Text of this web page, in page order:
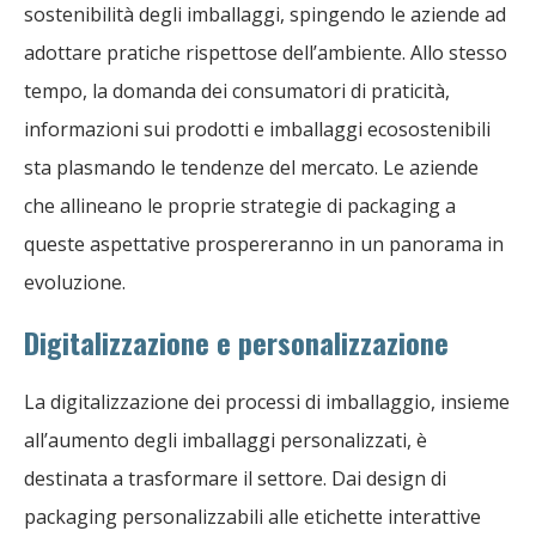
sostenibilità degli imballaggi, spingendo le aziende ad
adottare pratiche rispettose dell’ambiente. Allo stesso
tempo, la domanda dei consumatori di praticità,
informazioni sui prodotti e imballaggi ecosostenibili
sta plasmando le tendenze del mercato. Le aziende
che allineano le proprie strategie di packaging a
queste aspettative prospereranno in un panorama in
evoluzione.
Digitalizzazione e personalizzazione
La digitalizzazione dei processi di imballaggio, insieme
all’aumento degli imballaggi personalizzati, è
destinata a trasformare il settore. Dai design di
packaging personalizzabili alle etichette interattive